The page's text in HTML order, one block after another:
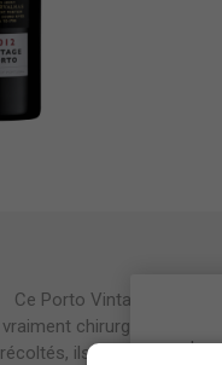
Ce Porto Vintage Quinta
vraiment chirurgical est
récoltés, ils sont